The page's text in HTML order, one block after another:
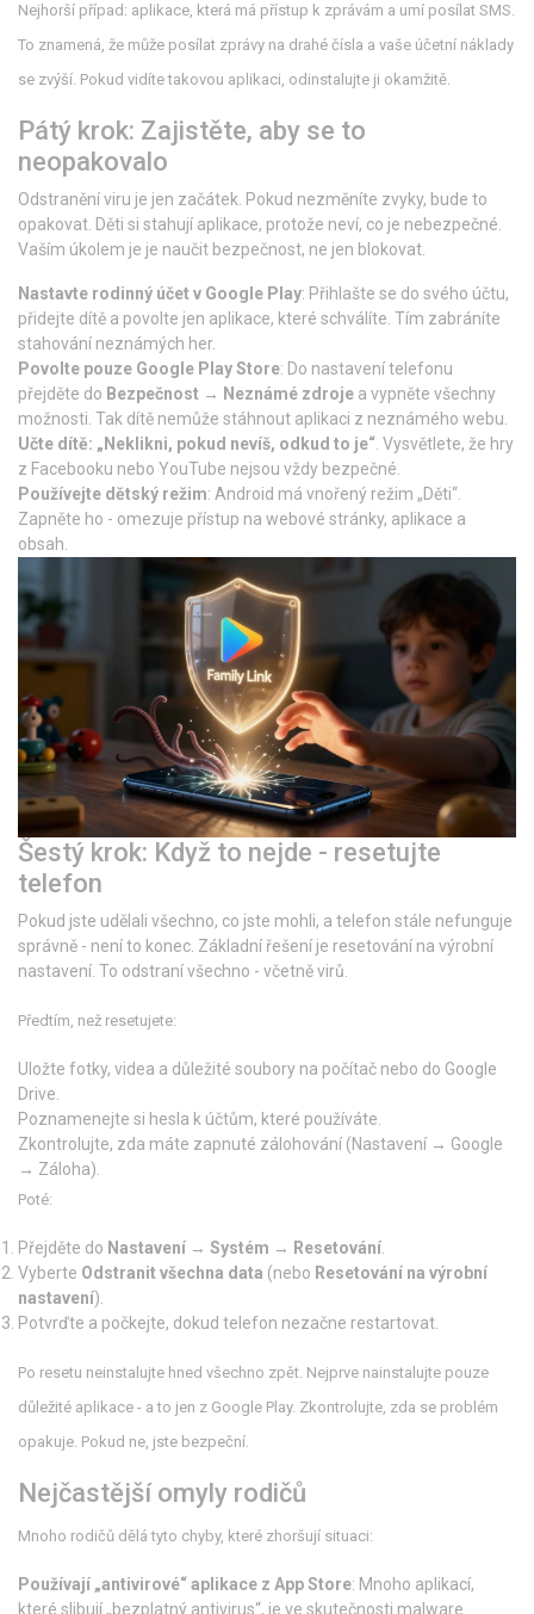
Nejhorší případ: aplikace, která má přístup k zprávám a umí posílat SMS.
To znamená, že může posílat zprávy na drahé čísla a vaše účetní náklady
se zvýší. Pokud vidíte takovou aplikaci, odinstalujte ji okamžitě.
Pátý krok: Zajistěte, aby se to
neopakovalo
Odstranění viru je jen začátek. Pokud nezměníte zvyky, bude to
opakovat. Děti si stahují aplikace, protože neví, co je nebezpečné.
Vaším úkolem je je naučit bezpečnost, ne jen blokovat.
Nastavte rodinný účet v Google Play: Přihlašte se do svého účtu,
přidejte dítě a povolte jen aplikace, které schválíte. Tím zabráníte
stahování neznámých her.
Povolte pouze Google Play Store: Do nastavení telefonu
přejděte do Bezpečnost → Neznámé zdroje a vypněte všechny
možnosti. Tak dítě nemůže stáhnout aplikaci z neznámého webu.
Učte dítě: „Neklikni, pokud nevíš, odkud to je“. Vysvětlete, že hry
z Facebooku nebo YouTube nejsou vždy bezpečné.
Používejte dětský režim: Android má vnořený režim „Děti“.
Zapněte ho - omezuje přístup na webové stránky, aplikace a
obsah.
Šestý krok: Když to nejde - resetujte
telefon
Pokud jste udělali všechno, co jste mohli, a telefon stále nefunguje
správně - není to konec. Základní řešení je resetování na výrobní
nastavení. To odstraní všechno - včetně virů.
Předtím, než resetujete:
Uložte fotky, videa a důležité soubory na počítač nebo do Google
Drive.
Poznamenejte si hesla k účtům, které používáte.
Zkontrolujte, zda máte zapnuté zálohování (Nastavení → Google
→ Záloha).
Poté:
Přejděte do Nastavení → Systém → Resetování.
Vyberte Odstranit všechna data (nebo Resetování na výrobní
nastavení).
Potvrďte a počkejte, dokud telefon nezačne restartovat.
Po resetu neinstalujte hned všechno zpět. Nejprve nainstalujte pouze
důležité aplikace - a to jen z Google Play. Zkontrolujte, zda se problém
opakuje. Pokud ne, jste bezpeční.
Nejčastější omyly rodičů
Mnoho rodičů dělá tyto chyby, které zhoršují situaci:
Používají „antivirové“ aplikace z App Store: Mnoho aplikací,
které slibují „bezplatný antivirus“, je ve skutečnosti malware.